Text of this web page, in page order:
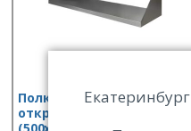
Полка консольная
открытая Финист ПКо
Екатеринбург